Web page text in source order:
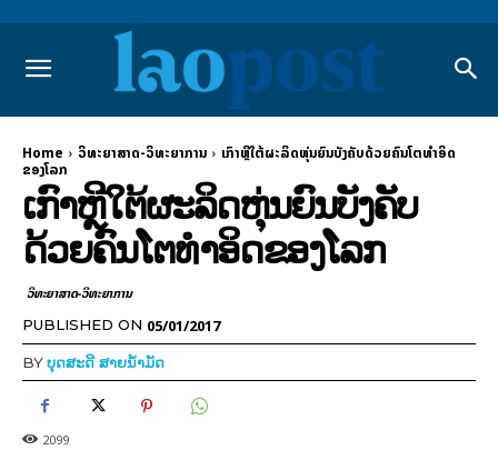
Home ວິທະຍາສາດ-ວິທະຍາການ
ເກົາຫຼີໃຕ້ຜະລິດຫຸ່ນຍົນບັງຄັບດ້ວຍຄົນໂຕທຳອິດ
ຂອງໂລກ
ເກົາຫຼີໃຕ້ຜະລິດຫຸ່ນຍົນບັງຄັບ
ດ້ວຍຄົນໂຕທຳອິດຂອງໂລກ
ວິທະຍາສາດ-ວິທະຍາການ
PUBLISHED ON 05/01/2017
BYບຸດສະດີ ສາຍນ້ຳມັດ
2099